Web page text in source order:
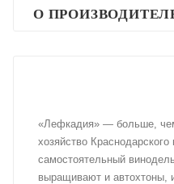
О
«Лефкадия» — больше,
хозяйство
самостоятельный
выращивают и автохтоны,